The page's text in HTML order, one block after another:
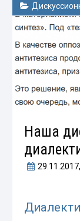
Наша
29.11.2017